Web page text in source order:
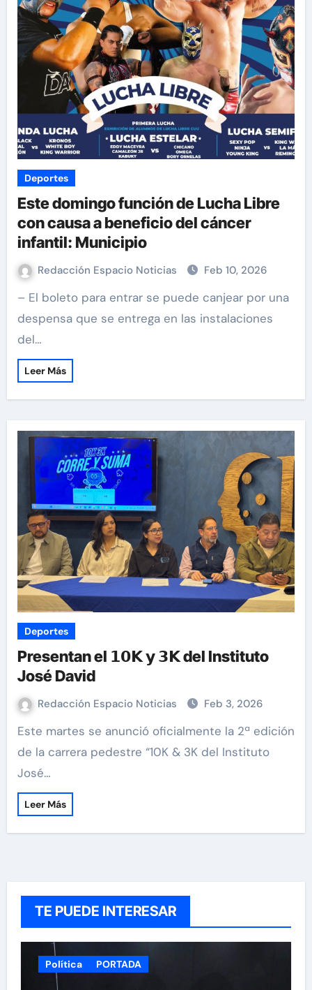
Deportes
Este domingo función de Lucha Libre
con causa a beneficio del cáncer
infantil: Municipio
Redacción Espacio Noticias Feb 10, 2026
– El boleto para entrar se puede canjear por una
despensa que se entrega en las instalaciones
del…
Leer Más
Deportes
Presentan el 𝟭𝟬𝗞 𝘆 𝟯𝗞 del Instituto
José David
Redacción Espacio Noticias Feb 3, 2026
Este martes se anunció oficialmente la 2ª edición
de la carrera pedestre “10K & 3K del Instituto
José…
Leer Más
TE PUEDE INTERESAR
Política PORTADA